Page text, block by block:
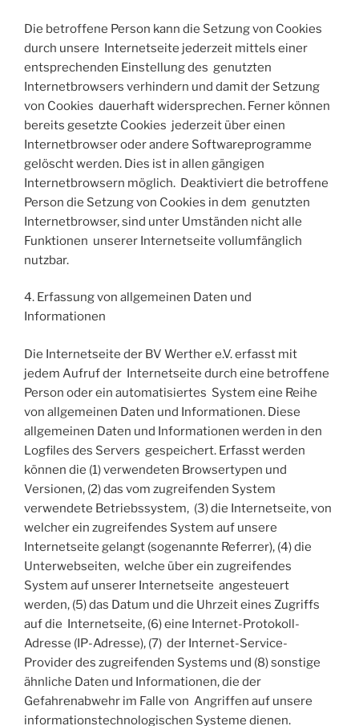
Die betroffene Person kann die Setzung von Cookies
durch unsere Internetseite jederzeit mittels einer
entsprechenden Einstellung des genutzten
Internetbrowsers verhindern und damit der Setzung
von Cookies dauerhaft widersprechen. Ferner können
bereits gesetzte Cookies jederzeit über einen
Internetbrowser oder andere Softwareprogramme
gelöscht werden. Dies ist in allen gängigen
Internetbrowsern möglich. Deaktiviert die betroffene
Person die Setzung von Cookies in dem genutzten
Internetbrowser, sind unter Umständen nicht alle
Funktionen unserer Internetseite vollumfänglich
nutzbar.
4. Erfassung von allgemeinen Daten und
Informationen
Die Internetseite der BV Werther e.V. erfasst mit
jedem Aufruf der Internetseite durch eine betroffene
Person oder ein automatisiertes System eine Reihe
von allgemeinen Daten und Informationen. Diese
allgemeinen Daten und Informationen werden in den
Logfiles des Servers gespeichert. Erfasst werden
können die (1) verwendeten Browsertypen und
Versionen, (2) das vom zugreifenden System
verwendete Betriebssystem, (3) die Internetseite, von
welcher ein zugreifendes System auf unsere
Internetseite gelangt (sogenannte Referrer), (4) die
Unterwebseiten, welche über ein zugreifendes
System auf unserer Internetseite angesteuert
werden, (5) das Datum und die Uhrzeit eines Zugriffs
auf die Internetseite, (6) eine Internet-Protokoll-
Adresse (IP-Adresse), (7) der Internet-Service-
Provider des zugreifenden Systems und (8) sonstige
ähnliche Daten und Informationen, die der
Gefahrenabwehr im Falle von Angriffen auf unsere
informationstechnologischen Systeme dienen.